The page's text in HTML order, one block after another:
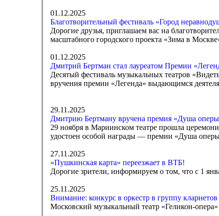
01.12.2025
Благотворительный фестиваль «Город
Дорогие друзья, приглашаем вас на
масштабного городского проекта «Зима в
01.12.2025
Дмитрий Бертман стал лауреатом Премии
Десятый фестиваль музыкальных театров
вручения премии «Легенда» выдающимся
29.11.2025
Дмитрию Бертману вручена премия «Душа
29 ноября в Мариинском театре прошла
удостоен особой награды — премии «Душа
27.11.2025
«Пушкинская карта» переезжает в ВТБ!
Дорогие зрители, информируем о том, что с 1
25.11.2025
Внимание: конкурс в оркестр в группу кларнетов
Московский музыкальный театр «Геликон-